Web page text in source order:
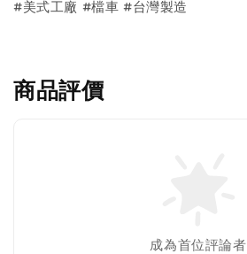
#美式工廠 #檔車 #台灣製造
商品評價
成為首位評論者